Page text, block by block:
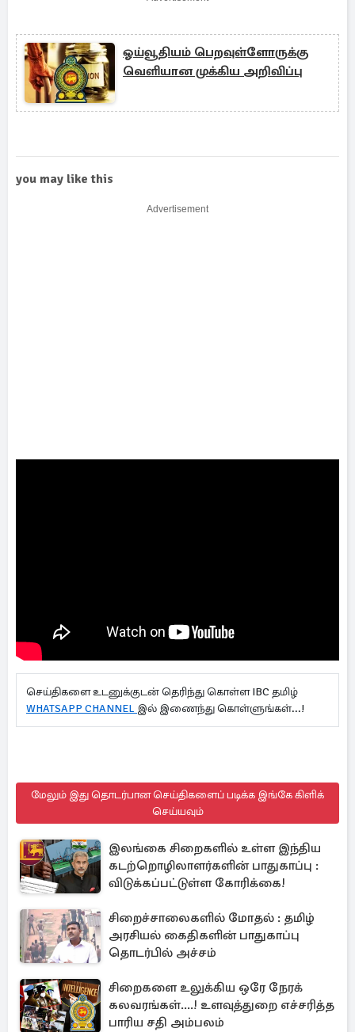
ஓய்வூதியம் பெறவுள்ளோருக்கு
வெளியான முக்கிய அறிவிப்பு
you may like this
Advertisement
செய்திகளை உடனுக்குடன் தெரிந்து கொள்ள IBC தமிழ்
WHATSAPP CHANNEL இல் இணைந்து கொள்ளுங்கள்...!
மேலும் இது தொடர்பான செய்திகளைப் படிக்க இங்கே கிளிக்
செய்யவும்
இலங்கை சிறைகளில் உள்ள இந்திய
கடற்றொழிலாளர்களின் பாதுகாப்பு :
விடுக்கப்பட்டுள்ள கோரிக்கை!
சிறைச்சாலைகளில் மோதல் : தமிழ்
அரசியல் கைதிகளின் பாதுகாப்பு
தொடர்பில் அச்சம்
சிறைகளை உலுக்கிய ஒரே நேரக்
கலவரங்கள்....! உளவுத்துறை எச்சரித்த
பாரிய சதி அம்பலம்